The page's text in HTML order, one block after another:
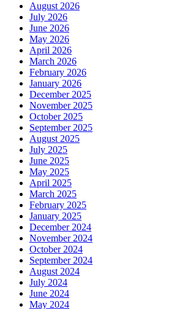
August 2026
July 2026
June 2026
May 2026
April 2026
March 2026
February 2026
January 2026
December 2025
November 2025
October 2025
September 2025
August 2025
July 2025
June 2025
May 2025
April 2025
March 2025
February 2025
January 2025
December 2024
November 2024
October 2024
September 2024
August 2024
July 2024
June 2024
May 2024